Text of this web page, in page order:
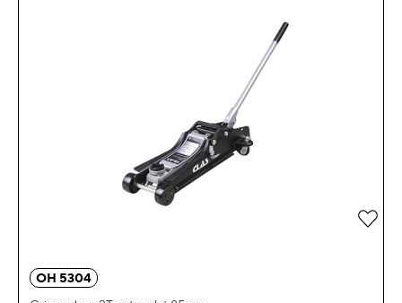
OH 5304